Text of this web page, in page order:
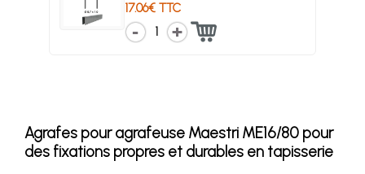
17.06€ TTC
1
Agrafes pour agrafeuse Maestri ME16/80 pour
des fixations propres et durables en tapisserie